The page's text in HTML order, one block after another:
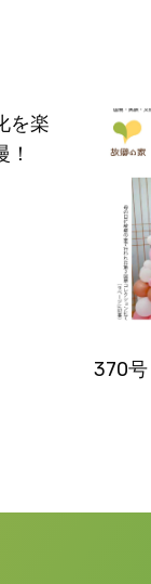
を楽
370